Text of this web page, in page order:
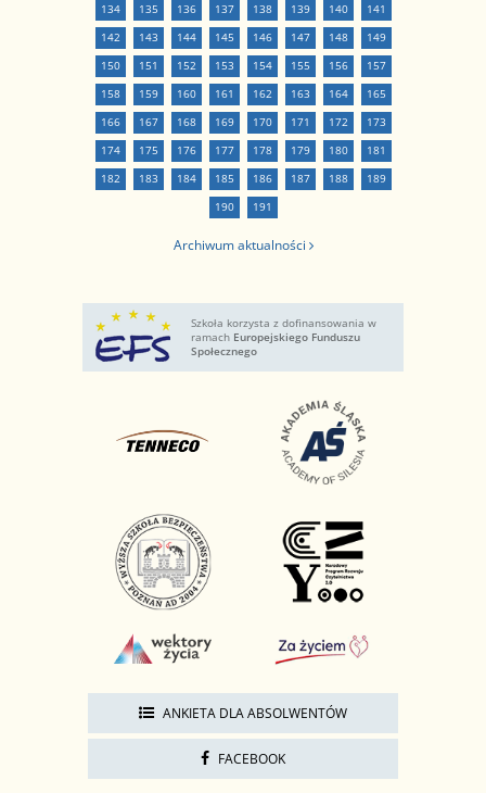
134
135 136 137 138 139 140
141
142
143 144 145 146 147 148
149
150
151 152 153 154 155 156
157
158
159 160 161 162 163 164
165
166
167 168 169 170 171 172
173
174
175 176 177 178 179 180
181
182
183 184 185 186 187 188
189
190
191
Archiwum aktualności
Szkoła korzysta z dofinansowania w
ramach Europejskiego Funduszu
Społecznego
ANKIETA DLA ABSOLWENTÓW
FACEBOOK